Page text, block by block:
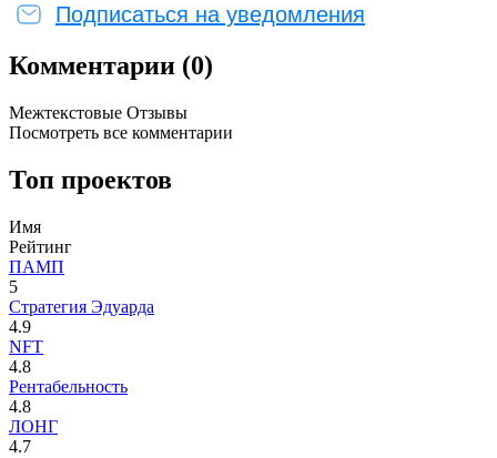
Подписаться на уведомления
Комментарии (0)
Межтекстовые Отзывы
Посмотреть все комментарии
Топ проектов
Имя
Рейтинг
ПАМП
5
Стратегия Эдуарда
4.9
NFT
4.8
Рентабельность
4.8
ЛОНГ
4.7